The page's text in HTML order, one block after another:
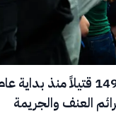
ارتفع عدد ضحايا جرائم القتل في المجتمع العربي إلى 149 قتيلاً منذ
العنف والجريمة